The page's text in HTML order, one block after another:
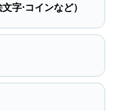
字⋅コインなど）